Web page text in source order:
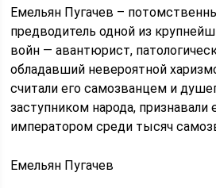
Емельян Пугачев –
предводитель одной из
войн — авантюрист,
обладавший невероятной
считали его самозванцем и
заступником народа, признавали
императором среди тысяч
Емельян Пугачев